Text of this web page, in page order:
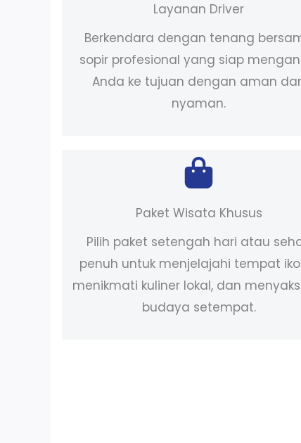
Layanan Driver
Berkendara dengan tenang
sopir profesional yang siap
Anda ke tujuan dengan aman
nyaman.
Paket Wisata Khusus
Pilih paket setengah hari atau
penuh untuk menjelajahi tempat
menikmati kuliner lokal, dan
budaya setempat.